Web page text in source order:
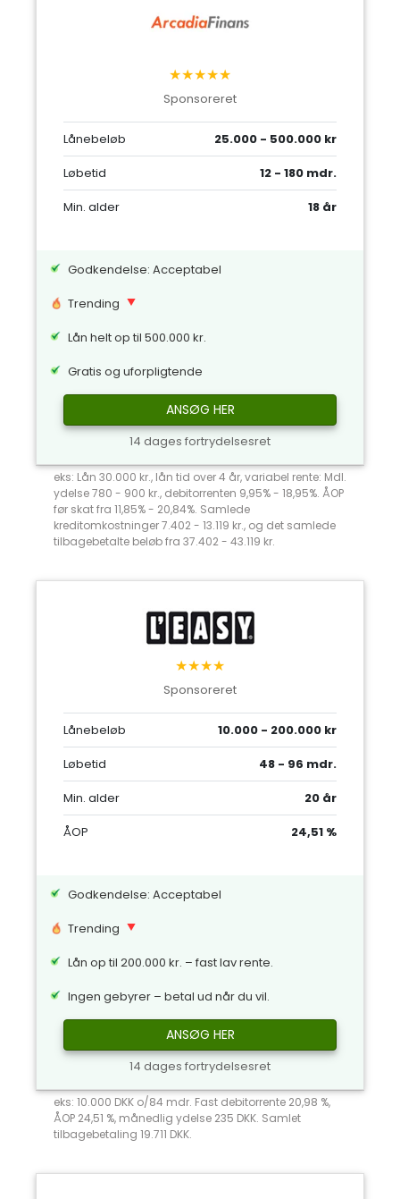
★★★★★
Sponsoreret
Lånebeløb
25.000 - 500.000 kr
Løbetid
12 - 180 mdr.
Min. alder
18 år
Godkendelse: Acceptabel
Trending
Lån helt op til 500.000 kr.
Gratis og uforpligtende
ANSØG HER
14 dages fortrydelsesret
eks: Lån 30.000 kr., lån tid over 4 år, variabel rente: Mdl.
ydelse 780 - 900 kr., debitorrenten 9,95% - 18,95%. ÅOP
før skat fra 11,85% - 20,84%. Samlede
kreditomkostninger 7.402 - 13.119 kr., og det samlede
tilbagebetalte beløb fra 37.402 - 43.119 kr.
★★★★
Sponsoreret
Lånebeløb
10.000 - 200.000 kr
Løbetid
48 - 96 mdr.
Min. alder
20 år
ÅOP
24,51 %
Godkendelse: Acceptabel
Trending
Lån op til 200.000 kr. – fast lav rente.
Ingen gebyrer – betal ud når du vil.
ANSØG HER
14 dages fortrydelsesret
eks: 10.000 DKK o/84 mdr. Fast debitorrente 20,98 %,
ÅOP 24,51 %, månedlig ydelse 235 DKK. Samlet
tilbagebetaling 19.711 DKK.